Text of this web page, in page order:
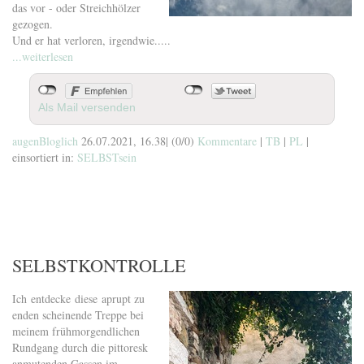
das vor - oder Streichhölzer
gezogen.
Und er hat verloren, irgendwie.....
...weiterlesen
Als Mail versenden
augenBloglich 26.07.2021, 16.38| (0/0) Kommentare | TB | PL |
einsortiert in: SELBSTsein
SELBSTKONTROLLE
Ich entdecke diese aprupt zu
enden scheinende Treppe bei
meinem frühmorgendlichen
Rundgang durch die pittoresk